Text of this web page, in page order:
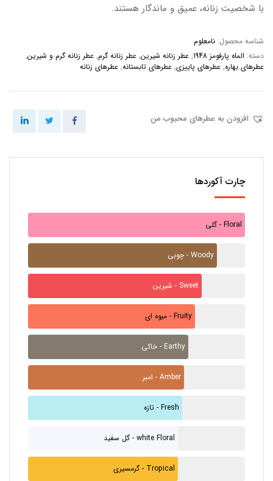
با شخصیت زنانه، عمیق و ماندگار هستند.
شناسه محصول: نامعلوم
دسته: الماه پارفومز 1948 , عطر زنانه شیرین, عطر زنانه گرم, عطر زنانه گرم و شیرین,
عطرهای بهاره, عطرهای پاییزی, عطرهای تابستانه, عطرهای زنانه
افزودن به عطرهای محبوب من
چارت آکوردها
گلی - Floral
چوبی - Woody
شیرین - Sweet
میوه ای - Fruity
خاکی - Earthy
امبر - Amber
تازه - Fresh
گل سفید - white Floral
گرمسیری - Tropical